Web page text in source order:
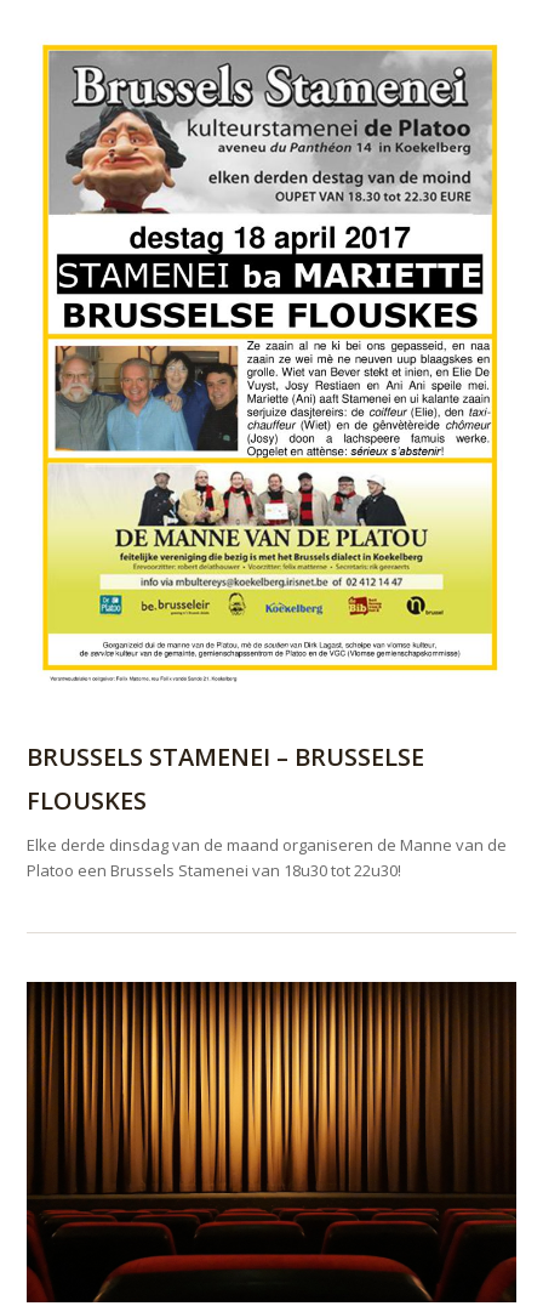
BRUSSELS STAMENEI – BRUSSELSE
FLOUSKES
Elke derde dinsdag van de maand organiseren de Manne van de
Platoo een Brussels Stamenei van 18u30 tot 22u30!